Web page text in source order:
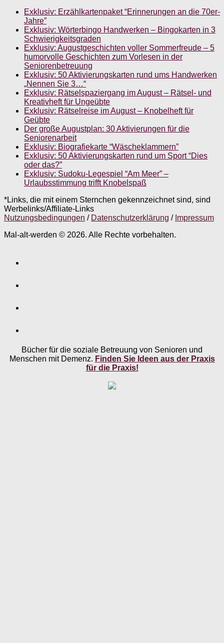
Exklusiv: Erzählkartenpaket “Erinnerungen an die 70er-
Jahre”
Exklusiv: Wörterbingo Handwerken – Bingokarten in 3
Schwierigkeitsgraden
Exklusiv: Augustgeschichten voller Sommerfreude – 5
humorvolle Geschichten zum Vorlesen in der
Seniorenbetreuung
Exklusiv: 50 Aktivierungskarten rund ums Handwerken
„Nennen Sie 3…“
Exklusiv: Rätselspaziergang im August – Rätsel- und
Kreativheft für Ungeübte
Exklusiv: Rätselreise im August – Knobelheft für
Geübte
Der große Augustplan: 30 Aktivierungen für die
Seniorenarbeit
Exklusiv: Biografiekarte “Wäscheklammern”
Exklusiv: 50 Aktivierungskarten rund um Sport “Dies
oder das?”
Exklusiv: Sudoku-Legespiel “Am Meer” –
Urlaubsstimmung trifft Knobelspaß
*Links, die mit einem Sternchen gekennzeichnet sind, sind
Werbelinks/Affiliate-Links
Nutzungsbedingungen / Datenschutzerklärung / Impressum
Mal-alt-werden © 2026. Alle Rechte vorbehalten.
Bücher für die soziale Betreuung von Senioren und
Menschen mit Demenz. Finden Sie Ideen aus der Praxis
für die Praxis!